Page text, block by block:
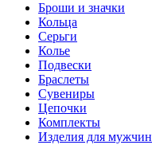
Броши и значки
Кольца
Серьги
Колье
Подвески
Браслеты
Сувениры
Цепочки
Комплекты
Изделия для мужчин